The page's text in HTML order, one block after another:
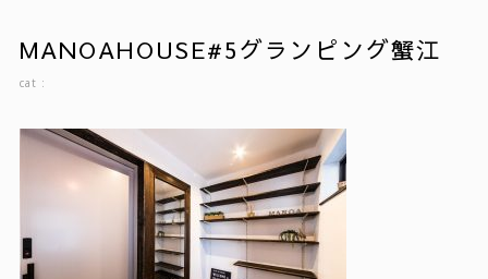
MANOAHOUSE#5グランピング蟹江
cat :